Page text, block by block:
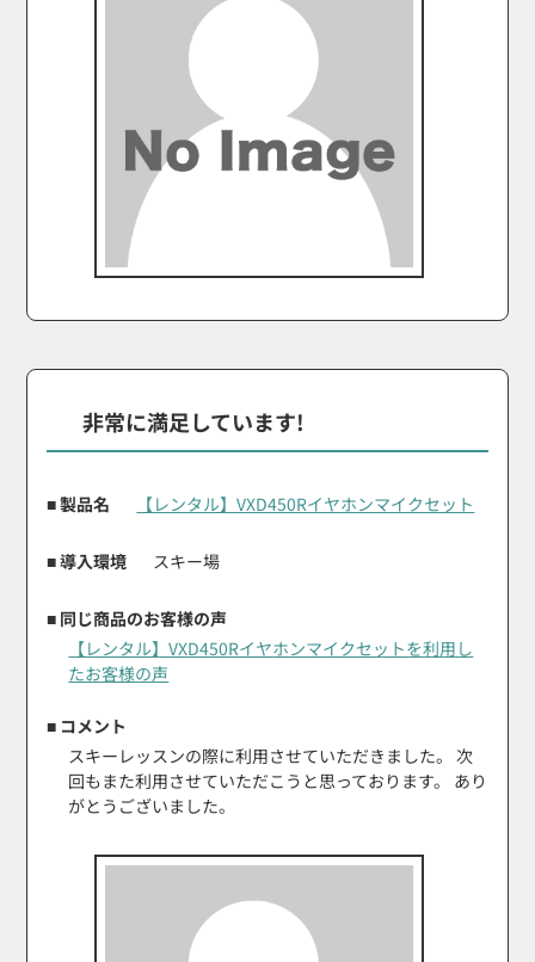
非常に満足しています!
■ 製品名 【レンタル】VXD450Rイヤホンマイクセット
■ 導入環境 スキー場
■ 同じ商品のお客様の声
【レンタル】VXD450Rイヤホンマイクセットを利用し
たお客様の声
■ コメント
スキーレッスンの際に利用させていただきました。 次
回もまた利用させていただこうと思っております。 あり
がとうございました。